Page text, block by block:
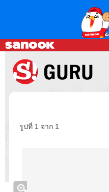
รูปที่ 1 จาก 1